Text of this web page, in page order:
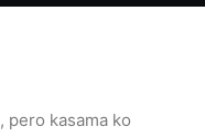
, pero kasama ko